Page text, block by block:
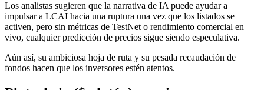
Los analistas sugieren que la narrativa de IA puede ayudar a
impulsar a LCAI hacia una ruptura una vez que los listados se
activen, pero sin métricas de TestNet o rendimiento comercial en
vivo, cualquier predicción de precios sigue siendo especulativa.
Aún así, su ambiciosa hoja de ruta y su pesada recaudación de
fondos hacen que los inversores estén atentos.